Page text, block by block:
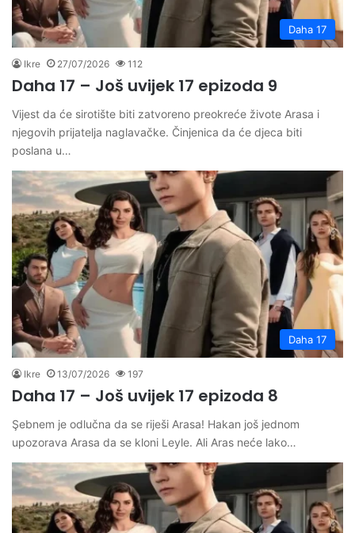
Daha 17
Ikre 27/07/2026 112
Daha 17 – Još uvijek 17 epizoda 9
Vijest da će sirotište biti zatvoreno preokreće živote Arasa i
njegovih prijatelja naglavačke. Činjenica da će djeca biti
poslana u…
Daha 17
Ikre 13/07/2026 197
Daha 17 – Još uvijek 17 epizoda 8
Şebnem je odlučna da se riješi Arasa! Hakan još jednom
upozorava Arasa da se kloni Leyle. Ali Aras neće lako…